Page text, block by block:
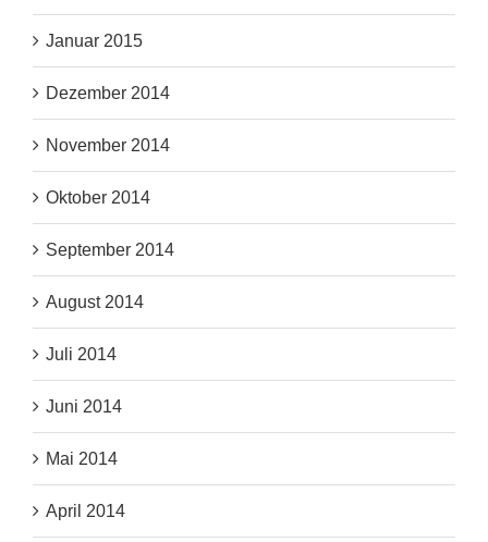
Januar 2015
Dezember 2014
November 2014
Oktober 2014
September 2014
August 2014
Juli 2014
Juni 2014
Mai 2014
April 2014